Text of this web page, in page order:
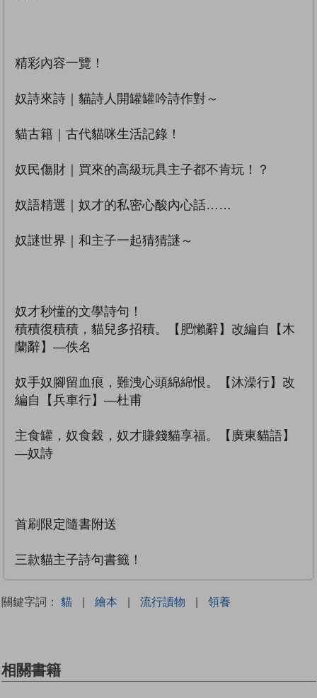
精彩內容一覽！
奴詩來詩｜貓詩人開罐罐吟詩作對～
貓古籍｜古代貓咪生活記錄！
奴民傷財｜買來的高級玩具主子都不肯玩！？
奴語精選｜奴才的私密心酸內心話……
奴謎世界｜和主子一起猜猜謎～
奴才秒懂的文學詩句！
積積復積積，貓兒多招積。【肥懶辭】改編自【木
蘭辭】—佚名
奴手奴腳留血痕，難洩心頭綿綿恨。【沐澡行】改
編自【兵車行】—杜甫
主食罐，奴食穀，奴才賺錢貓享福。【廣東貓語】
—奴詩
首刷限定隨書附送
三款貓主子詩句書籤！
關鍵字詞： 貓 | 繪本 | 流行讀物 | 領養
相關書籍